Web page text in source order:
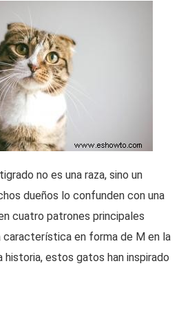
no es una raza, sino un
dueños lo confunden con una
cuatro patrones principales
característica en forma de M en la
historia, estos gatos han inspirado